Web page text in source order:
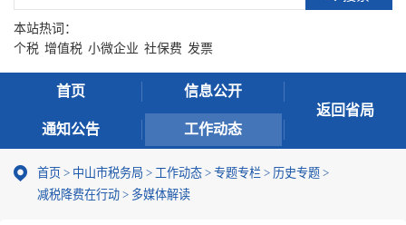
本站热词：
个税 增值税 小微企业 社保费 发票
首页 信息公开
通知公告 工作动态
返回省局
首页 > 中山市税务局 > 工作动态 > 专题专栏 > 历史专题 >
减税降费在行动 > 多媒体解读